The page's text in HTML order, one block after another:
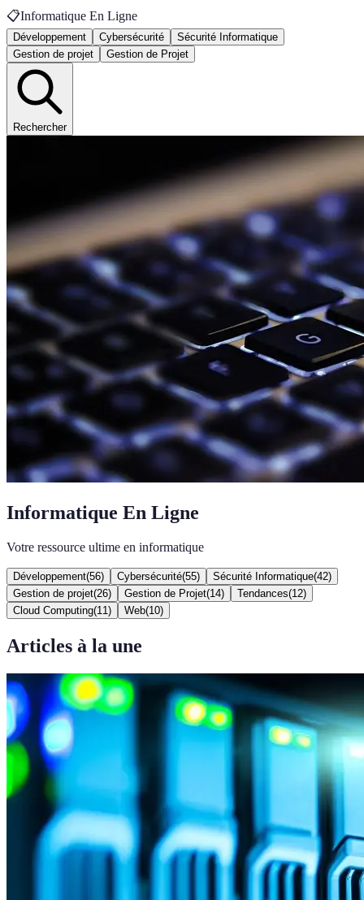
📋Informatique En Ligne
Développement Cybersécurité
Sécurité Informatique
Gestion de projet
Gestion de Projet
Rechercher
Informatique En Ligne
Votre ressource ultime en informatique
Développement(56) Cybersécurité(55) Sécurité Informatique(42)
Gestion de projet(26) Gestion de Projet(14) Tendances(12)
Cloud Computing(11 ) Web(10)
Articles à la une